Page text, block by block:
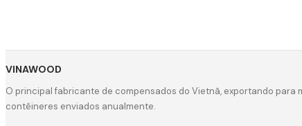
VINAWOOD
O principal fabricante de compensados do Vietnã, exportando para
contêineres enviados anualmente.